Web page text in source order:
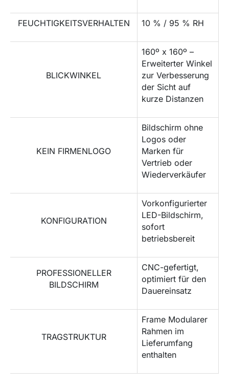
FEUCHTIGKEITSVERHALTEN 10 % / 95 % RH
BLICKWINKEL
160º x 160º –
Erweiterter Winkel
zur Verbesserung
der Sicht auf
kurze Distanzen
KEIN FIRMENLOGO
Bildschirm ohne
Logos oder
Marken für
Vertrieb oder
Wiederverkäufer
KONFIGURATION
Vorkonfigurierter
LED-Bildschirm,
sofort
betriebsbereit
PROFESSIONELLER
BILDSCHIRM
CNC-gefertigt,
optimiert für den
Dauereinsatz
TRAGSTRUKTUR
Frame Modularer
Rahmen im
Lieferumfang
enthalten